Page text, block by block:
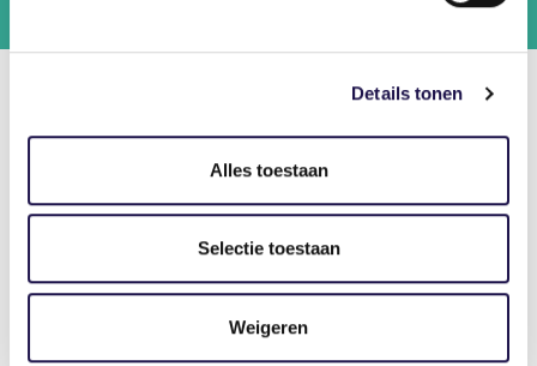
Details tonen
Alles toestaan
Selectie toestaan
Weigeren